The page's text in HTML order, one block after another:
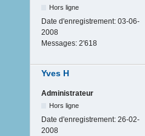
Hors ligne
Date d'enregistrement: 03-06-
2008
Messages: 2'618
Yves H
Administrateur
Hors ligne
Date d'enregistrement: 26-02-
2008